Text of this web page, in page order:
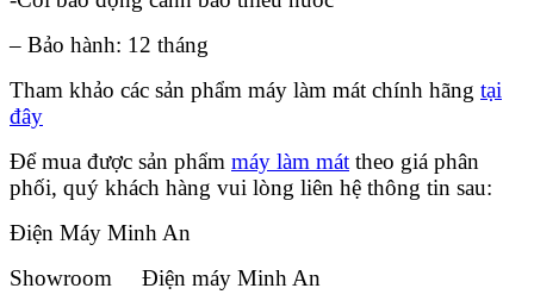
– Bảo hành: 12 tháng
Tham khảo các sản phẩm máy làm mát chính hãng tại
đây
Để mua được sản phẩm máy làm mát theo giá phân
phối, quý khách hàng vui lòng liên hệ thông tin sau:
Điện Máy Minh An
Showroom Điện máy Minh An